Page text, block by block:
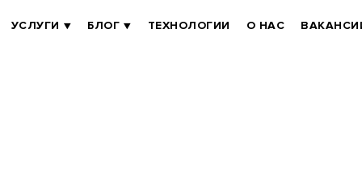
УСЛУГИ БЛОГ ТЕХНОЛОГИИ О НАС